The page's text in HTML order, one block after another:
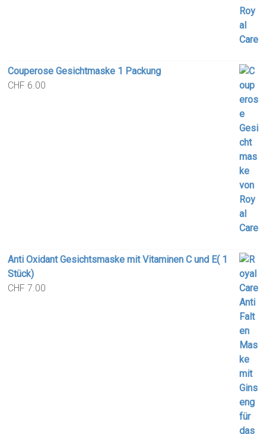
Couperose Gesichtmaske 1 Packung
CHF 6.00
Anti Oxidant Gesichtsmaske mit Vitaminen C und E( 1
Stück)
CHF 7.00